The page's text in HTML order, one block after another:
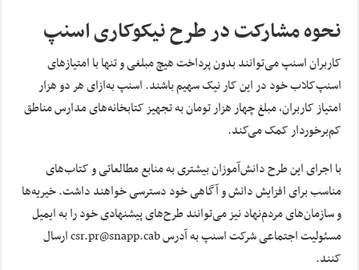
نحوه‌ مشارکت در طرح نیکوکاری اسنپ
کاربران اسنپ می‌توانند بدون پرداخت هیچ مبلغی و تنها با امتیازهای
اسنپ‌کلاب خود در این کار نیک سهیم باشند. اسنپ به‌ازای هر دو هزار
امتیاز کاربران، مبلغ چهار هزار تومان به تجهیز کتابخانه‌های مدارس مناطق
کم‌برخوردار کمک می‌کند.
با اجرای این طرح دانش‌آموزان بیشتری به منابع مطالعاتی و کتاب‌های
مناسب برای افزایش دانش و آگاهی خود دسترسی خواهند داشت. خیریه‌ها
و سازمان‌های مردم‌نهاد نیز می‌توانند طرح‌های پیشنهادی خود را به ایمیل
مسئولیت اجتماعی شرکت اسنپ به آدرس csr.pr@snapp.cab ارسال
کنند.